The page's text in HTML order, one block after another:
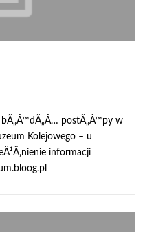
postÃ„Â™py w
Kolejowego – u
informacji